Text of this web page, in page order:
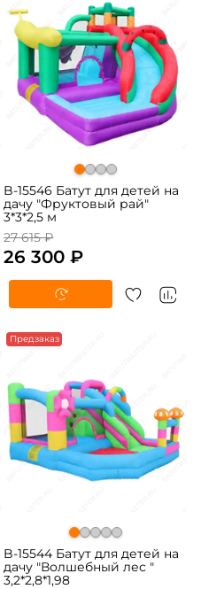
B-15546 Батут для детей на
дачу "Фруктовый рай"
3*3*2,5 м
27 615 ₽
26 300 ₽
-5% Предзаказ
B-15544 Батут для детей на
дачу "Волшебный лес "
3,2*2,8*1,98